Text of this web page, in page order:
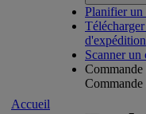
Accueil
Planifier un
d'expédition
Scanner un